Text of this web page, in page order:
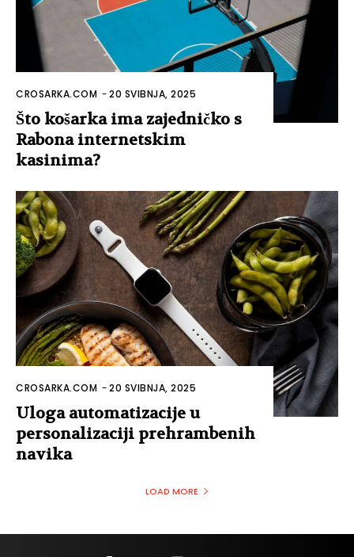
CROSARKA.COM -20 SVIBNJA, 2025
Što košarka ima zajedničko s
Rabona internetskim
kasinima?
CROSARKA.COM -20 SVIBNJA, 2025
Uloga automatizacije u
personalizaciji prehrambenih
navika
LOAD MORE